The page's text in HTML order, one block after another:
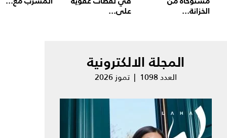
الخزانة... على...
المجلة الالكترونية
العدد 1098 | تموز 2026